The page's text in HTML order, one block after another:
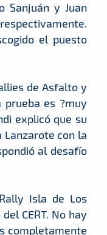
Sanjuán y Juan
el puesto
de Asfalto y
es ?muy
explicó que su
Lanzarote con la
al desafío
Isla de Los
CERT. No hay
completamente